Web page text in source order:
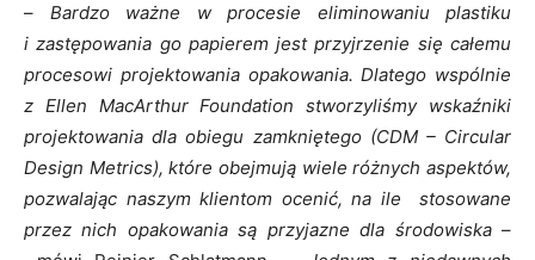
– Bardzo ważne w procesie eliminowaniu plastiku
i zastępowania go papierem jest przyjrzenie się całemu
procesowi projektowania opakowania. Dlatego wspólnie
z Ellen MacArthur Foundation stworzyliśmy wskaźniki
projektowania dla obiegu zamkniętego (CDM – Circular
Design Metrics), które obejmują wiele różnych aspektów,
pozwalając naszym klientom ocenić, na ile stosowane
przez nich opakowania są przyjazne dla środowiska –